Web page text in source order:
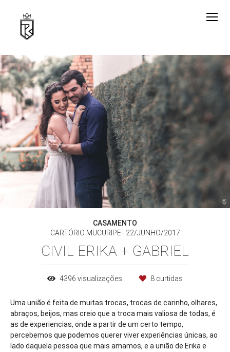
CASAMENTO
CARTÓRIO MUCURIPE
22/JUNHO/2017
CIVIL ERIKA + GABRIEL
4396 visualizações 8 curtidas
Uma união é feita de muitas trocas, trocas de carinho, olhares,
abraços, beijos, mas creio que a troca mais valiosa de todas, é
as de experiencias, onde a partir de um certo tempo,
percebemos que podemos querer viver experiências únicas, ao
lado daquela pessoa que mais amamos, e a união de Erika e